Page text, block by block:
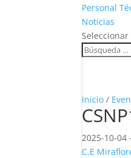
Personal
Noticias
Inicio /
2025-10-04
C.E